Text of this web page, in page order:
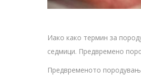
Иако како термин за
седмици. Предвремено
Предвременото